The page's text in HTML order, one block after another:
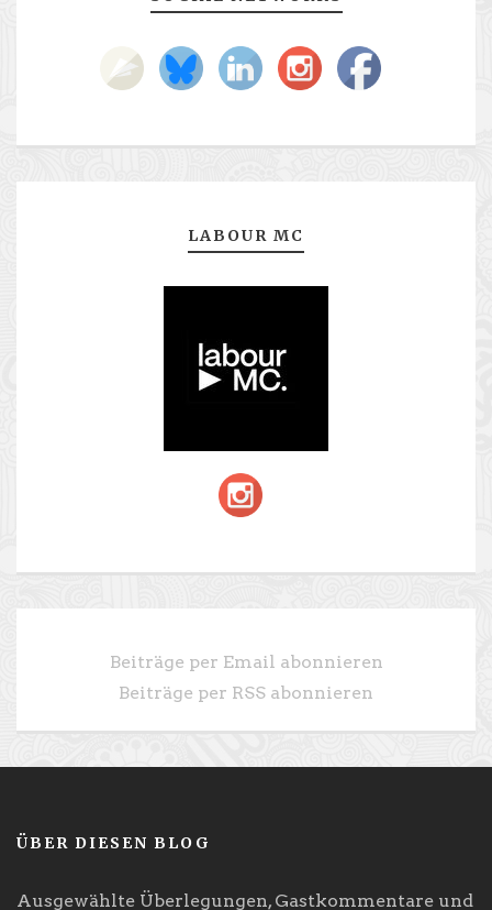
LABOUR MC
Beiträge per Email abonnieren
Beiträge per RSS abonnieren
ÜBER DIESEN BLOG
Ausgewählte Überlegungen, Gastkommentare und